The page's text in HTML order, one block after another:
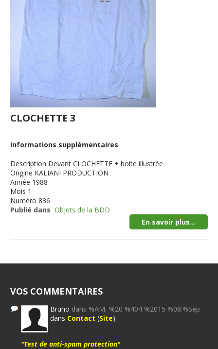
CLOCHETTE 3
Informations supplémentaires
Description Devant CLOCHETTE + boite illustrée
Origine KALIANI PRODUCTION
Année 1988
Mois 1
Numéro 836
Publié dans Objets de la BDD
En savoir plus...
VOS COMMENTAIRES
Bruno dans %AM, %20 %404 %2015 %08:%Sep
dans Contact (Site)
"Test de anti-spam protection"